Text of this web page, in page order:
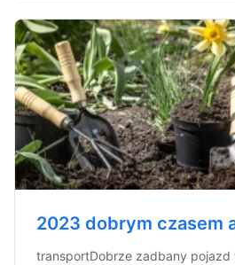
2023 dobrym czasem
transportDobrze zadbany pojazd